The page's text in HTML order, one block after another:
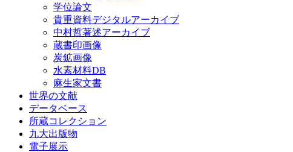
学位論文
貴重資料デジタルアーカイブ
中村哲著述アーカイブ
蔵書印画像
炭鉱画像
水素材料DB
麻生家文書
世界の文献
データベース
所蔵コレクション
九大出版物
電子展示